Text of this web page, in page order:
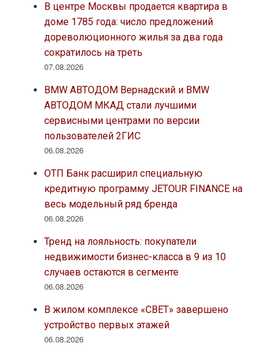
недвижимости бизнес-класса в 9 из 10
случаев остаются в сегменте
06.08.2026
В жилом комплексе «СВЕТ» завершено
06.08.2026
Покупатели новостроек в Подмосковье
рискуют потерять еще 300 тысяч рублей
из-за переноса ключей
06.08.2026
ГК «А101» и фонд «НИКА» объединяют
усилия для защиты животных в рамках
программы биоразнообразия
06.08.2026
Бизнес-центр ЭИР от «Текта Групп» стал
победителем The International Architecture
Awards 2026
06.08.2026
Россияне делают ставку на
недвижимость в качестве сбережений, но